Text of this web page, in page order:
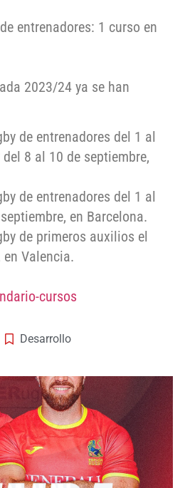
entrenadores: 1 curso en
2023/24 ya se han
de entrenadores del 1 al
8 al 10 de septiembre,
de entrenadores del 1 al
en Barcelona.
de primeros auxilios el
en Valencia.
cursos
Desarrollo